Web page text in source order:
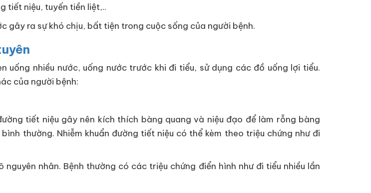
tiết niệu, tuyến tiền liệt,..
gây ra sự khó chịu, bất tiện trong cuộc sống của người bệnh.
uống nhiều nước, uống nước trước khi đi tiểu, sử dụng các đồ uống lợi tiểu.
của người bệnh:
tiết niệu gây nên kích thích bàng quang và niệu đạo để làm rỗng bàng
thường. Nhiễm khuẩn đường tiết niệu có thể kèm theo triệu chứng như đi
nhân. Bệnh thường có các triệu chứng điển hình như đi tiểu nhiều lần